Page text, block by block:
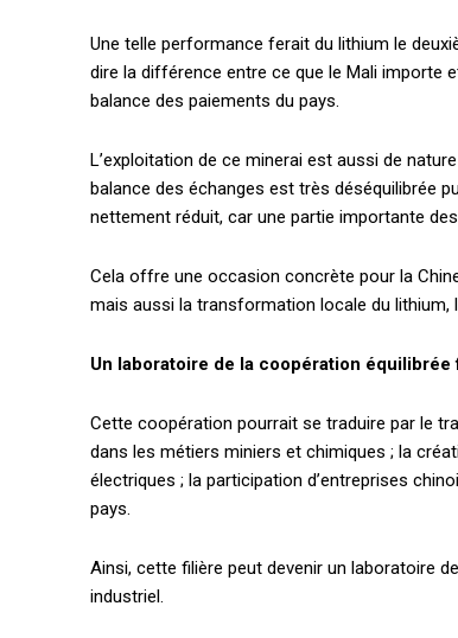
Une telle performance ferait du lithium le
dire la différence entre ce que le Mali importe
balance des paiements du pays.
L’exploitation de ce minerai est aussi de
balance des échanges est très déséquilibrée
nettement réduit, car une partie importante
Cela offre une occasion concrète pour la
mais aussi la transformation locale du lithium,
Un laboratoire de la coopération
Cette coopération pourrait se traduire par le
dans les métiers miniers et chimiques ; la
électriques ; la participation d’entreprises
pays.
Ainsi, cette filière peut devenir un laboratoire
industriel.